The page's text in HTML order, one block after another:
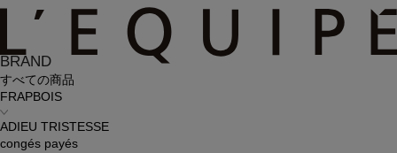
BRAND
すべての商品
FRAPBOIS
ADIEU TRISTESSE
congés payés